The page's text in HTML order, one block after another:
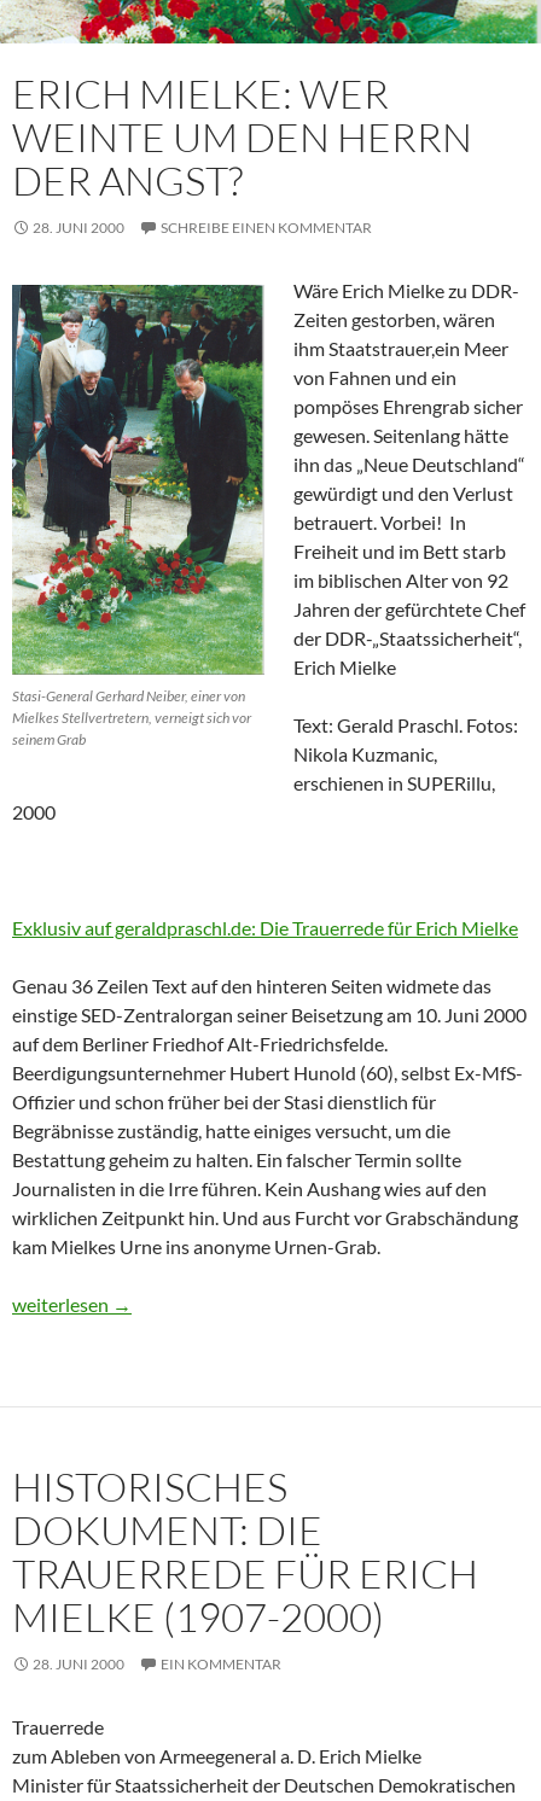
ERICH MIELKE: WER
WEINTE UM DEN HERRN
DER ANGST?
28. JUNI 2000 SCHREIBE EINEN KOMMENTAR
Stasi-General Gerhard Neiber, einer von
Mielkes Stellvertretern, verneigt sich vor
seinem Grab
Wäre Erich Mielke zu DDR-
Zeiten gestorben, wären
ihm Staatstrauer,ein Meer
von Fahnen und ein
pompöses Ehrengrab sicher
gewesen. Seitenlang hätte
ihn das „Neue Deutschland“
gewürdigt und den Verlust
betrauert. Vorbei! In
Freiheit und im Bett starb
im biblischen Alter von 92
Jahren der gefürchtete Chef
der DDR-„Staatssicherheit“,
Erich Mielke
Text: Gerald Praschl. Fotos:
Nikola Kuzmanic,
erschienen in SUPERillu,
2000
Exklusiv auf geraldpraschl.de: Die Trauerrede für Erich Mielke
Genau 36 Zeilen Text auf den hinteren Seiten widmete das
einstige SED-Zentralorgan seiner Beisetzung am 10. Juni 2000
auf dem Berliner Friedhof Alt-Friedrichsfelde.
Beerdigungsunternehmer Hubert Hunold (60), selbst Ex-MfS-
Offizier und schon früher bei der Stasi dienstlich für
Begräbnisse zuständig, hatte einiges versucht, um die
Bestattung geheim zu halten. Ein falscher Termin sollte
Journalisten in die Irre führen. Kein Aushang wies auf den
wirklichen Zeitpunkt hin. Und aus Furcht vor Grabschändung
kam Mielkes Urne ins anonyme Urnen-Grab.
Erich Mielke: Wer weinte um den Herrn der Angst?
weiterlesen →
HISTORISCHES
DOKUMENT: DIE
TRAUERREDE FÜR ERICH
MIELKE (1907-2000)
28. JUNI 2000 EIN KOMMENTAR
Trauerrede
zum Ableben von Armeegeneral a. D. Erich Mielke
Minister für Staatssicherheit der Deutschen Demokratischen